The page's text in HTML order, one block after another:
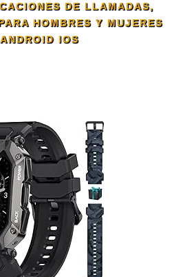
DE LLAMADAS,
HOMBRES Y MUJERES
IOS